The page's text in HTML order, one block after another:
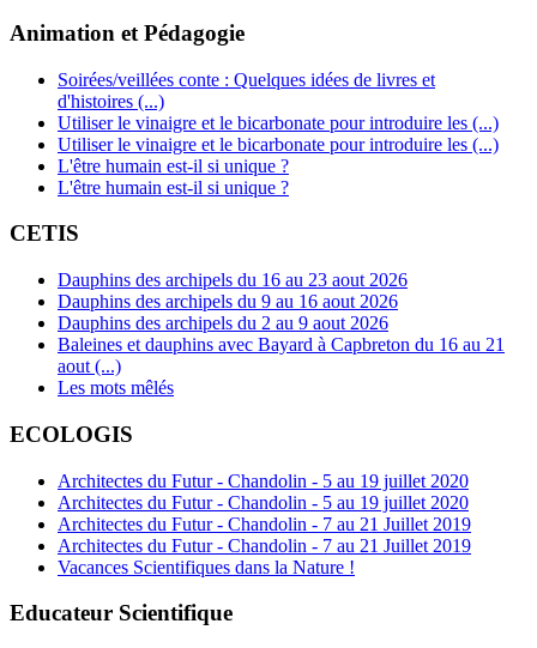
Animation et Pédagogie
Soirées/veillées conte : Quelques idées de livres et
d'histoires (...)
Utiliser le vinaigre et le bicarbonate pour introduire les (...)
Utiliser le vinaigre et le bicarbonate pour introduire les (...)
L'être humain est-il si unique ?
L'être humain est-il si unique ?
CETIS
Dauphins des archipels du 16 au 23 aout 2026
Dauphins des archipels du 9 au 16 aout 2026
Dauphins des archipels du 2 au 9 aout 2026
Baleines et dauphins avec Bayard à Capbreton du 16 au 21
aout (...)
Les mots mêlés
ECOLOGIS
Architectes du Futur - Chandolin - 5 au 19 juillet 2020
Architectes du Futur - Chandolin - 5 au 19 juillet 2020
Architectes du Futur - Chandolin - 7 au 21 Juillet 2019
Architectes du Futur - Chandolin - 7 au 21 Juillet 2019
Vacances Scientifiques dans la Nature !
Educateur Scientifique